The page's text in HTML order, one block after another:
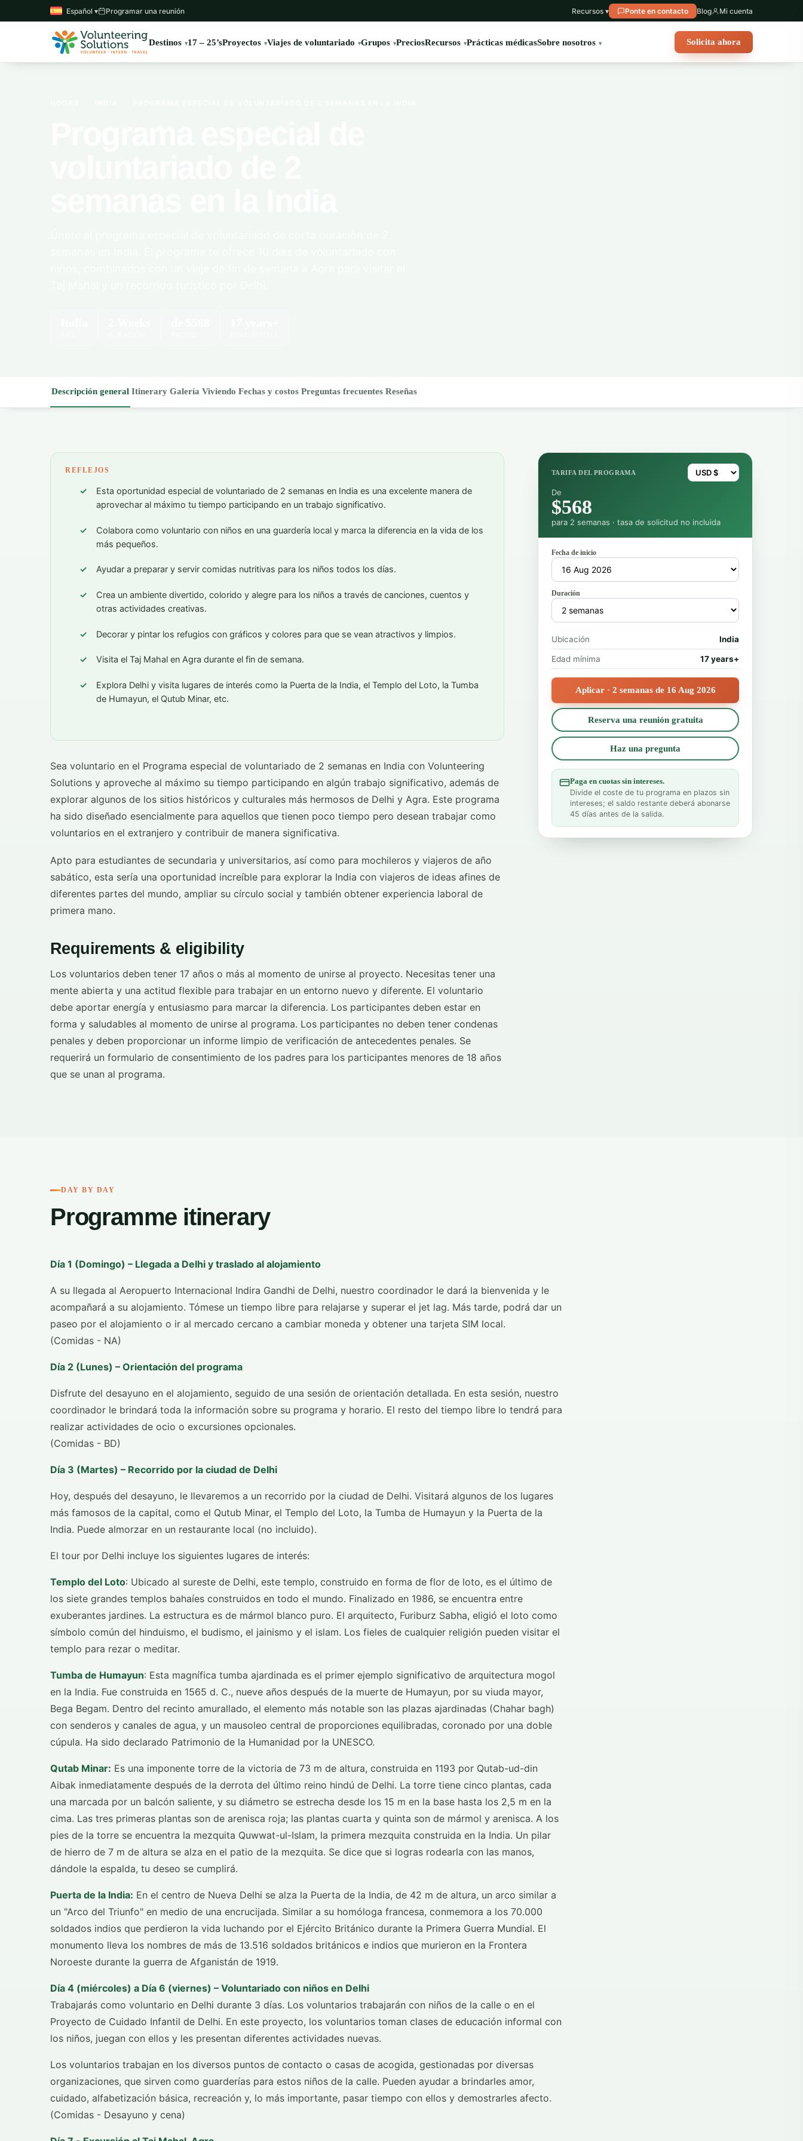
Español ▾ Programar una reunión Recursos ▾ Ponte en contacto Blog Mi cuenta
Destinos 17 – 25’sProyectos Viajes de voluntariado Grupos PreciosRecursos Prácticas médicasSobre nosotros Solicita ahora
Descripción general Itinerary Galería Viviendo Fechas y costos Preguntas frecuentes Reseñas
REFLEJOS
Esta oportunidad especial de voluntariado de 2 semanas en India es una excelente manera de
aprovechar al máximo tu tiempo participando en un trabajo significativo.
Colabora como voluntario con niños en una guardería local y marca la diferencia en la vida de los
más pequeños.
Ayudar a preparar y servir comidas nutritivas para los niños todos los días.
Crea un ambiente divertido, colorido y alegre para los niños a través de canciones, cuentos y
otras actividades creativas.
Decorar y pintar los refugios con gráficos y colores para que se vean atractivos y limpios.
Visita el Taj Mahal en Agra durante el fin de semana.
Explora Delhi y visita lugares de interés como la Puerta de la India, el Templo del Loto, la Tumba
de Humayun, el Qutub Minar, etc.
Sea voluntario en el Programa especial de voluntariado de 2 semanas en India con Volunteering
Solutions y aproveche al máximo su tiempo participando en algún trabajo significativo, además de
explorar algunos de los sitios históricos y culturales más hermosos de Delhi y Agra. Este programa
ha sido diseñado esencialmente para aquellos que tienen poco tiempo pero desean trabajar como
voluntarios en el extranjero y contribuir de manera significativa.
Apto para estudiantes de secundaria y universitarios, así como para mochileros y viajeros de año
sabático, esta sería una oportunidad increíble para explorar la India con viajeros de ideas afines de
diferentes partes del mundo, ampliar su círculo social y también obtener experiencia laboral de
primera mano.
Requirements & eligibility
Los voluntarios deben tener 17 años o más al momento de unirse al proyecto. Necesitas tener una
mente abierta y una actitud flexible para trabajar en un entorno nuevo y diferente. El voluntario
debe aportar energía y entusiasmo para marcar la diferencia. Los participantes deben estar en
forma y saludables al momento de unirse al programa. Los participantes no deben tener condenas
penales y deben proporcionar un informe limpio de verificación de antecedentes penales. Se
requerirá un formulario de consentimiento de los padres para los participantes menores de 18 años
que se unan al programa.
TARIFA DEL PROGRAMA
De
$568
para 2 semanas · tasa de solicitud no incluida
Fecha de inicio
Duración
Ubicación India
Edad mínima 17 years+
Aplicar · 2 semanas de 16 Aug 2026
Reserva una reunión gratuita
Haz una pregunta
Paga en cuotas sin intereses.
Divide el coste de tu programa en plazos sin
intereses; el saldo restante deberá abonarse
45 días antes de la salida.
DAY BY DAY
Programme itinerary
Día 1 (Domingo) – Llegada a Delhi y traslado al alojamiento
A su llegada al Aeropuerto Internacional Indira Gandhi de Delhi, nuestro coordinador le dará la bienvenida y le
acompañará a su alojamiento. Tómese un tiempo libre para relajarse y superar el jet lag. Más tarde, podrá dar un
paseo por el alojamiento o ir al mercado cercano a cambiar moneda y obtener una tarjeta SIM local.
(Comidas - NA)
Día 2 (Lunes) – Orientación del programa
Disfrute del desayuno en el alojamiento, seguido de una sesión de orientación detallada. En esta sesión, nuestro
coordinador le brindará toda la información sobre su programa y horario. El resto del tiempo libre lo tendrá para
realizar actividades de ocio o excursiones opcionales.
(Comidas - BD)
Día 3 (Martes) – Recorrido por la ciudad de Delhi
Hoy, después del desayuno, le llevaremos a un recorrido por la ciudad de Delhi. Visitará algunos de los lugares
más famosos de la capital, como el Qutub Minar, el Templo del Loto, la Tumba de Humayun y la Puerta de la
India. Puede almorzar en un restaurante local (no incluido).
El tour por Delhi incluye los siguientes lugares de interés:
Templo del Loto: Ubicado al sureste de Delhi, este templo, construido en forma de flor de loto, es el último de
los siete grandes templos bahaíes construidos en todo el mundo. Finalizado en 1986, se encuentra entre
exuberantes jardines. La estructura es de mármol blanco puro. El arquitecto, Furiburz Sabha, eligió el loto como
símbolo común del hinduismo, el budismo, el jainismo y el islam. Los fieles de cualquier religión pueden visitar el
templo para rezar o meditar.
Tumba de Humayun: Esta magnífica tumba ajardinada es el primer ejemplo significativo de arquitectura mogol
en la India. Fue construida en 1565 d. C., nueve años después de la muerte de Humayun, por su viuda mayor,
Bega Begam. Dentro del recinto amurallado, el elemento más notable son las plazas ajardinadas (Chahar bagh)
con senderos y canales de agua, y un mausoleo central de proporciones equilibradas, coronado por una doble
cúpula. Ha sido declarado Patrimonio de la Humanidad por la UNESCO.
Qutab Minar: Es una imponente torre de la victoria de 73 m de altura, construida en 1193 por Qutab-ud-din
Aibak inmediatamente después de la derrota del último reino hindú de Delhi. La torre tiene cinco plantas, cada
una marcada por un balcón saliente, y su diámetro se estrecha desde los 15 m en la base hasta los 2,5 m en la
cima. Las tres primeras plantas son de arenisca roja; las plantas cuarta y quinta son de mármol y arenisca. A los
pies de la torre se encuentra la mezquita Quwwat-ul-Islam, la primera mezquita construida en la India. Un pilar
de hierro de 7 m de altura se alza en el patio de la mezquita. Se dice que si logras rodearla con las manos,
dándole la espalda, tu deseo se cumplirá.
Puerta de la India: En el centro de Nueva Delhi se alza la Puerta de la India, de 42 m de altura, un arco similar a
un "Arco del Triunfo" en medio de una encrucijada. Similar a su homóloga francesa, conmemora a los 70.000
soldados indios que perdieron la vida luchando por el Ejército Británico durante la Primera Guerra Mundial. El
monumento lleva los nombres de más de 13.516 soldados británicos e indios que murieron en la Frontera
Noroeste durante la guerra de Afganistán de 1919.
Día 4 (miércoles) a Día 6 (viernes) – Voluntariado con niños en Delhi
Trabajarás como voluntario en Delhi durante 3 días. Los voluntarios trabajarán con niños de la calle o en el
Proyecto de Cuidado Infantil de Delhi. En este proyecto, los voluntarios toman clases de educación informal con
los niños, juegan con ellos y les presentan diferentes actividades nuevas.
Los voluntarios trabajan en los diversos puntos de contacto o casas de acogida, gestionadas por diversas
organizaciones, que sirven como guarderías para estos niños de la calle. Pueden ayudar a brindarles amor,
cuidado, alfabetización básica, recreación y, lo más importante, pasar tiempo con ellos y demostrarles afecto.
(Comidas - Desayuno y cena)